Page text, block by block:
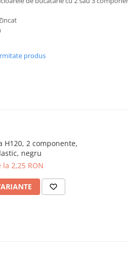
produs
H120, 2 componente,
negru
la 2,25 RON